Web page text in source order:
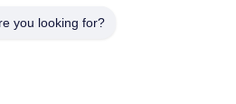
you looking for?